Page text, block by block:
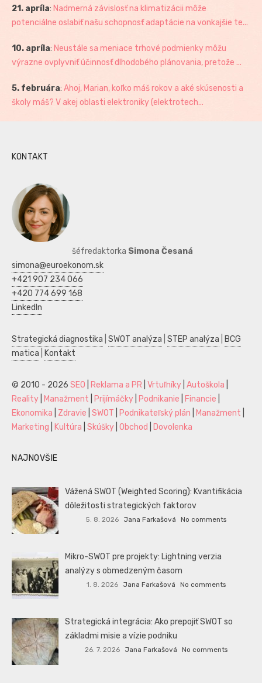
21. apríla: Nadmerná závislosť na klimatizácii môže
potenciálne oslabiť našu schopnosť adaptácie na vonkajšie te...
10. apríla: Neustále sa meniace trhové podmienky môžu
výrazne ovplyvniť účinnosť dlhodobého plánovania, pretože ...
5. februára: Ahoj, Marian, koľko máš rokov a aké skúsenosti a
školy máš? V akej oblasti elektroniky (elektrotech...
KONTAKT
šéfredaktorka Simona Česaná
simona@euroekonom.sk
+421 907 234 066
+420 774 699 168
LinkedIn
Strategická diagnostika SWOT analýza STEP analýza
BCG
matica
Kontakt
© 2010 - 2026 SEO Reklama a PR Vrtuľníky Autoškola
Reality
Manažment Prijímáčky Podnikanie Financie
Ekonomika
Zdravie SWOT Podnikateľský plán Manažment
Marketing
Kultúra Skúšky Obchod Dovolenka
NAJNOVŠIE
Vážená SWOT (Weighted Scoring): Kvantifikácia
dôležitosti strategických faktorov
5. 8. 2026 Jana Farkašová No comments
Mikro-SWOT pre projekty: Lightning verzia
analýzy s obmedzeným časom
1. 8. 2026 Jana Farkašová No comments
Strategická integrácia: Ako prepojiť SWOT so
základmi misie a vízie podniku
26. 7. 2026 Jana Farkašová No comments